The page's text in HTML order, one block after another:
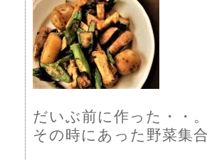
だいぶ前に作った・・。
その時にあった野菜集